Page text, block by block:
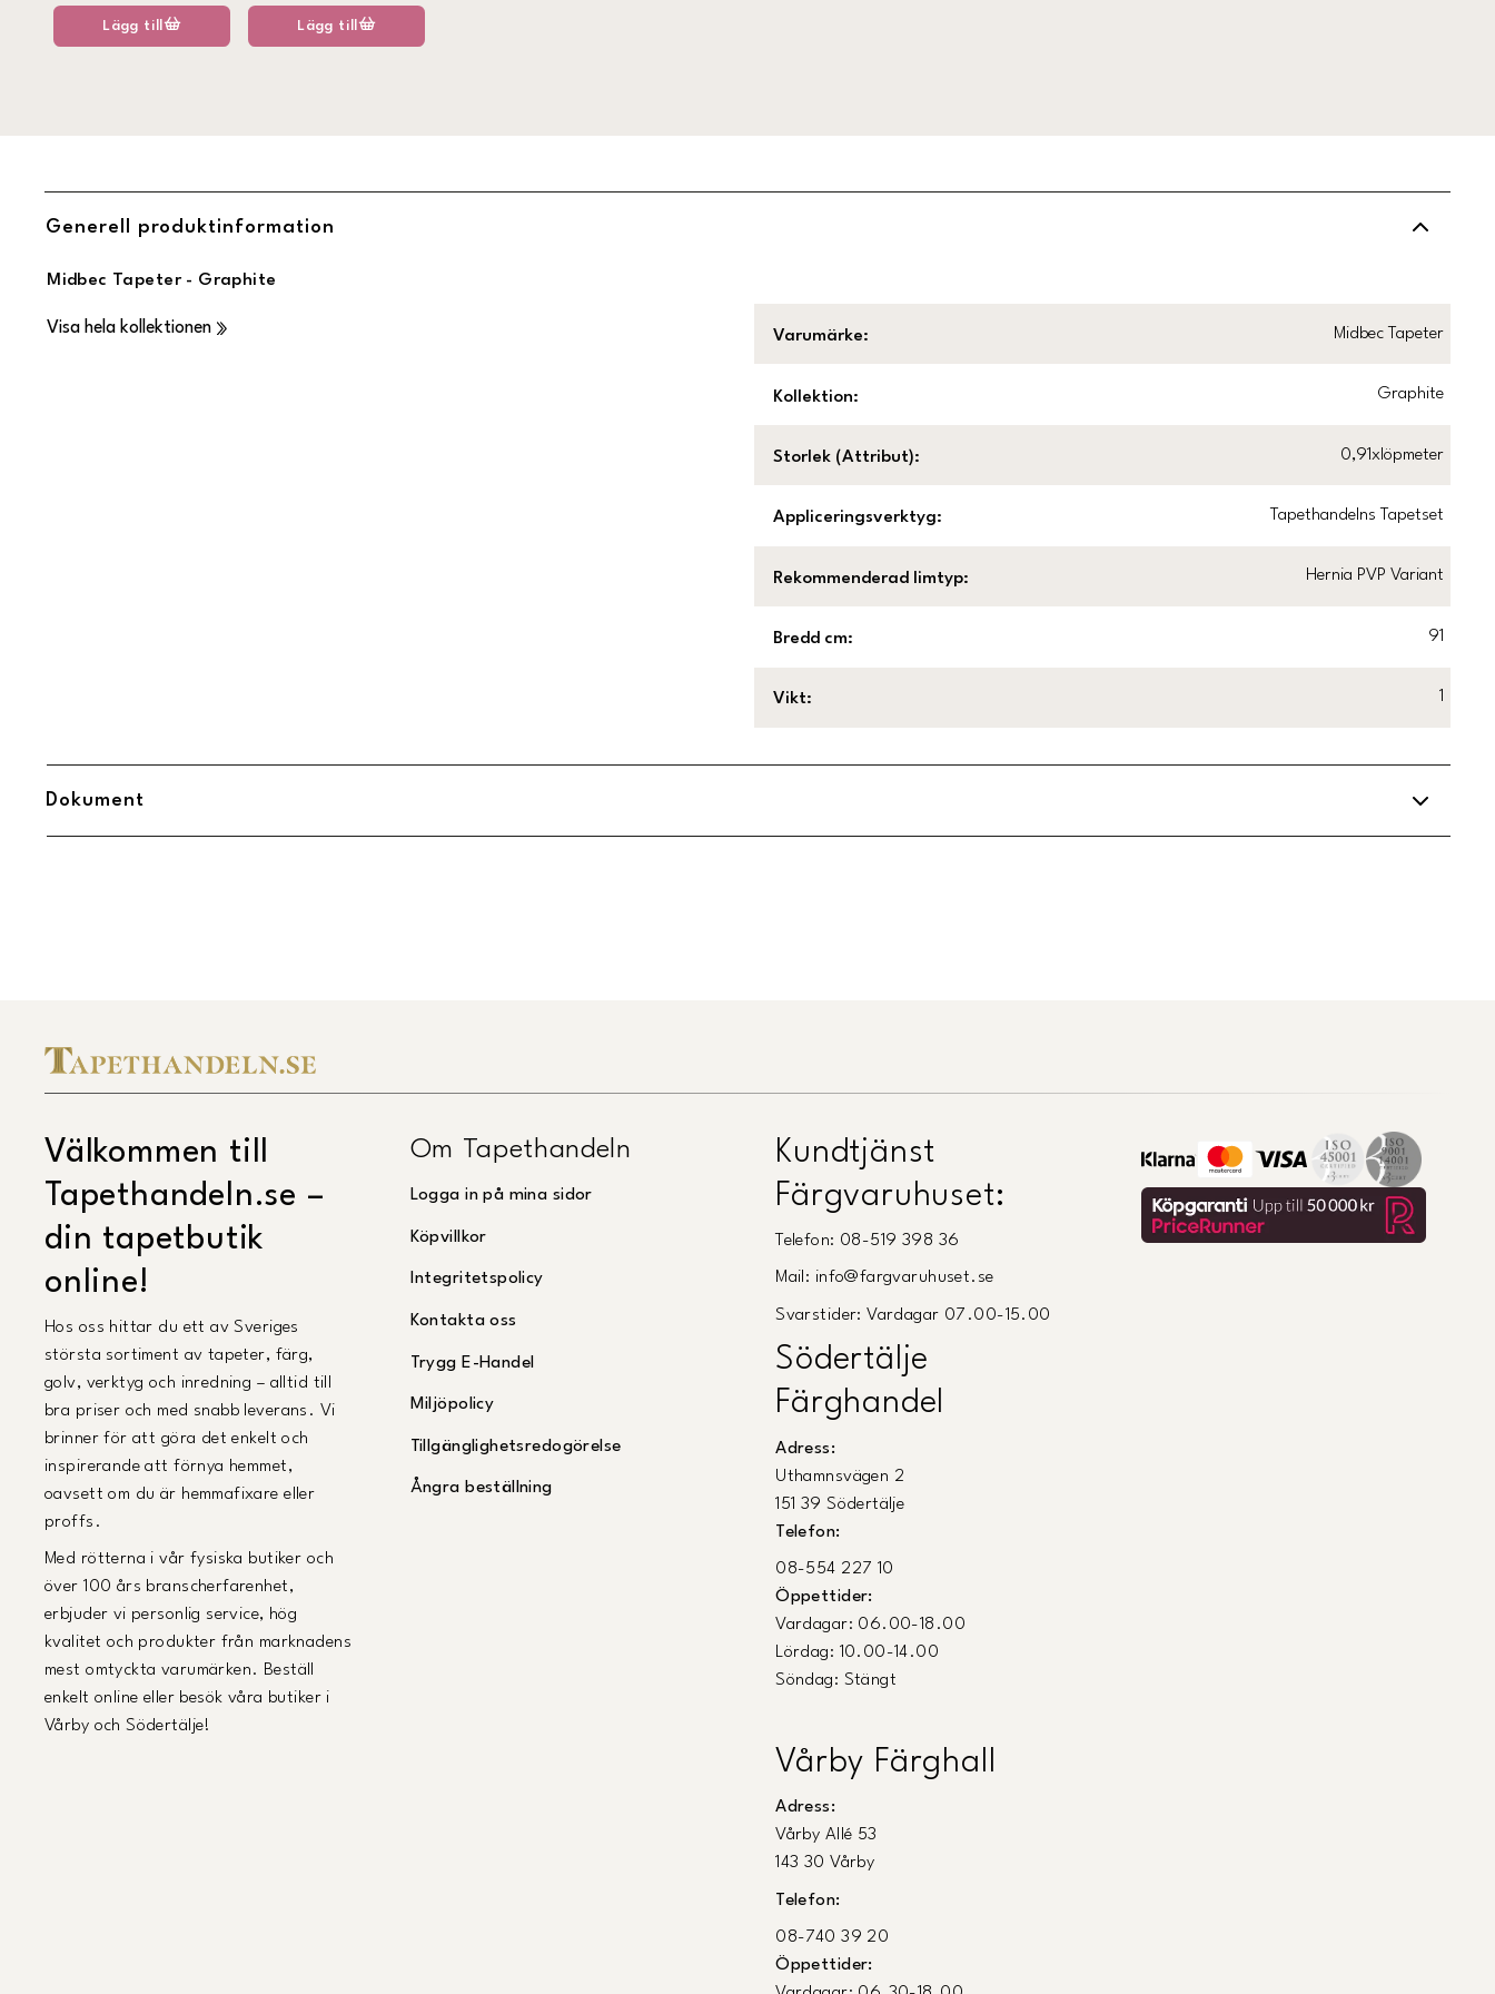
Lägg till Lägg till
Generell produktinformation
Midbec Tapeter - Graphite
Visa hela kollektionen Varumärke: Midbec Tapeter
Kollektion: Graphite
Storlek (Attribut): 0,91xlöpmeter
Appliceringsverktyg: Tapethandelns Tapetset
Rekommenderad limtyp: Hernia PVP Variant
Bredd cm: 91
Vikt: 1
Dokument
Välkommen till
Tapethandeln.se –
din tapetbutik
online!
Hos oss hittar du ett av Sveriges
största sortiment av tapeter, färg,
golv, verktyg och inredning – alltid till
bra priser och med snabb leverans. Vi
brinner för att göra det enkelt och
inspirerande att förnya hemmet,
oavsett om du är hemmafixare eller
proffs.
Med rötterna i vår fysiska butiker och
över 100 års branscherfarenhet,
erbjuder vi personlig service, hög
kvalitet och produkter från marknadens
mest omtyckta varumärken. Beställ
enkelt online eller besök våra butiker i
Vårby och Södertälje!
Om Tapethandeln
Logga in på mina sidor
Köpvillkor
Integritetspolicy
Kontakta oss
Trygg E-Handel
Miljöpolicy
Tillgänglighetsredogörelse
Ångra beställning
Kundtjänst
Färgvaruhuset:
Telefon: 08-519 398 36
Mail: info@fargvaruhuset.se
Svarstider: Vardagar 07.00-15.00
Södertälje
Färghandel
Adress:
Uthamnsvägen 2
151 39 Södertälje
Telefon:
08-554 227 10
Öppettider:
Vardagar: 06.00-18.00
Lördag: 10.00-14.00
Söndag: Stängt
Vårby Färghall
Adress:
Vårby Allé 53
143 30 Vårby
Telefon:
08-740 39 20
Öppettider: